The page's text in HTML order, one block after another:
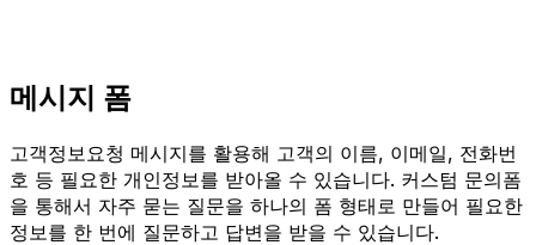
메시지 폼
고객정보요청 메시지를 활용해 고객의 이름, 이메일, 전화번
호 등 필요한 개인정보를 받아올 수 있습니다. 커스텀 문의폼
을 통해서 자주 묻는 질문을 하나의 폼 형태로 만들어 필요한
정보를 한 번에 질문하고 답변을 받을 수 있습니다.